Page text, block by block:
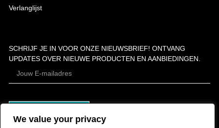
We value your privacy
Verlanglijst
SCHRIJF JE IN VOOR ONZE NIEUWSBRIEF! ONTVANG
UPDATES OVER NIEUWE PRODUCTEN EN AANBIEDINGEN.